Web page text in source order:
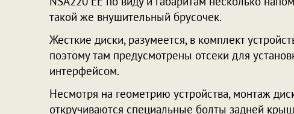
такой же внушительный брусочек.
Жесткие диски, разумеется, в комплект
поэтому там предусмотрены отсеки для
интерфейсом.
Несмотря на геометрию устройства, монтаж
откручиваются специальные болты задней